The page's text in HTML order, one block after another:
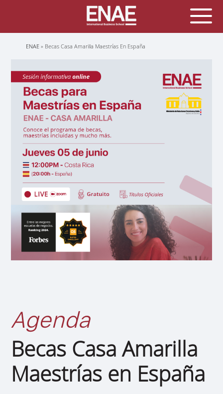
Sobrescribir
la
navegación
ENAE Becas Casa Amarilla Maestrías En España
Agenda
Becas Casa Amarilla
Maestrías en España